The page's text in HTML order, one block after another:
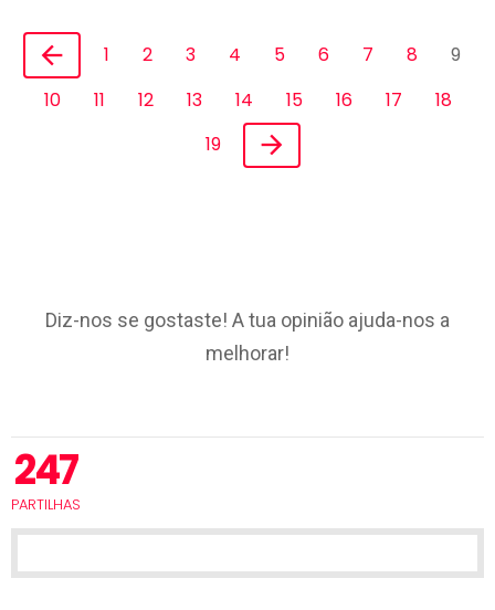
1 2 3 4 5 6 7 8
9
10
11 12 13 14 15 16 17
18
19
Diz-nos se gostaste! A tua opinião ajuda-nos a
melhorar!
247
PARTILHAS